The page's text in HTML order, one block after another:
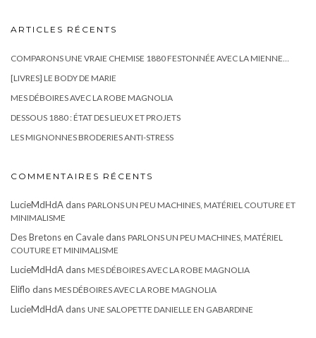
ARTICLES RÉCENTS
COMPARONS UNE VRAIE CHEMISE 1880 FESTONNÉE AVEC LA MIENNE…
[LIVRES] LE BODY DE MARIE
MES DÉBOIRES AVEC LA ROBE MAGNOLIA
DESSOUS 1880 : ÉTAT DES LIEUX ET PROJETS
LES MIGNONNES BRODERIES ANTI-STRESS
COMMENTAIRES RÉCENTS
LucieMdHdAdans PARLONS UN PEU MACHINES, MATÉRIEL COUTURE ET
MINIMALISME
Des Bretons en Cavaledans PARLONS UN PEU MACHINES, MATÉRIEL
COUTURE ET MINIMALISME
LucieMdHdAdans MES DÉBOIRES AVEC LA ROBE MAGNOLIA
Eliflo dans MES DÉBOIRES AVEC LA ROBE MAGNOLIA
LucieMdHdAdans UNE SALOPETTE DANIELLE EN GABARDINE